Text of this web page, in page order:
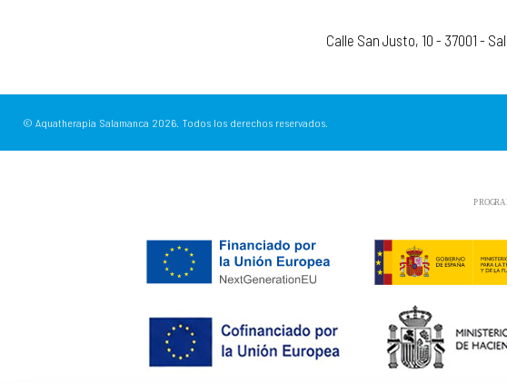
Calle San Justo, 10 - 37001 -
© Aquatherapia Salamanca 2026. Todos los derechos reservados.